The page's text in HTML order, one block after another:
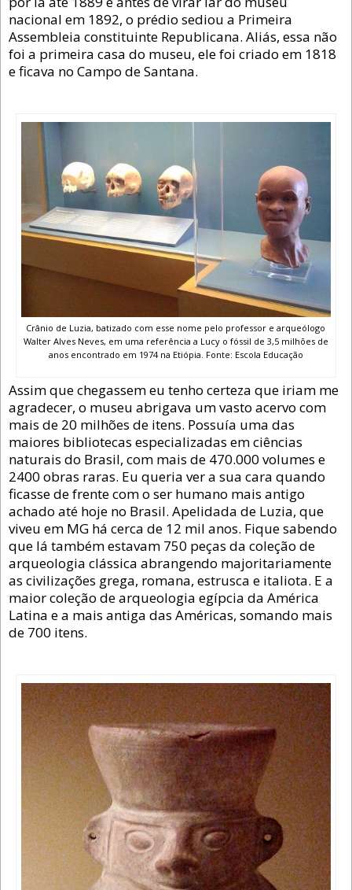
nacional em 1892, o prédio sediou a Primeira
Assembleia constituinte Republicana. Aliás, essa não
foi a primeira casa do museu, ele foi criado em 1818
e ficava no Campo de Santana.
Crânio de Luzia, batizado com esse nome pelo professor e arqueólogo
Walter Alves Neves, em uma referência a Lucy o fóssil de 3,5 milhões de
anos encontrado em 1974 na Etiópia. Fonte: Escola Educação
Assim que chegassem eu tenho certeza que iriam me
agradecer, o museu abrigava um vasto acervo com
mais de 20 milhões de itens. Possuía uma das
maiores bibliotecas especializadas em ciências
naturais do Brasil, com mais de 470.000 volumes e
2400 obras raras. Eu queria ver a sua cara quando
ficasse de frente com o ser humano mais antigo
achado até hoje no Brasil. Apelidada de Luzia, que
viveu em MG há cerca de 12 mil anos. Fique sabendo
que lá também estavam 750 peças da coleção de
arqueologia clássica abrangendo majoritariamente
as civilizações grega, romana, estrusca e italiota. E a
maior coleção de arqueologia egípcia da América
Latina e a mais antiga das Américas, somando mais
de 700 itens.